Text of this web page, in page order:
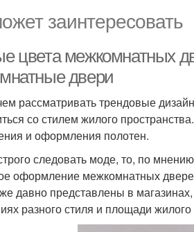
заинтересовать
цвета межкомнатных
двери
рассматривать трендовые
со стилем жилого
и оформления полотен.
следовать моде, то, по
оформление межкомнатных
давно представлены в
разного стиля и площади жилого